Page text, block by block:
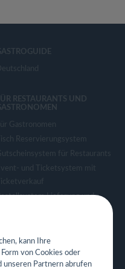
Deutschland
RESTAURANTS UND
Für Gastronomen
Tisch Reservierungsystem
für Restaurants
Event- und Ticketsystem mit
Ticketverkauf
Lieferung und
App für Restaurant
kann Ihre
von Cookies oder
unseren Partnern abrufen